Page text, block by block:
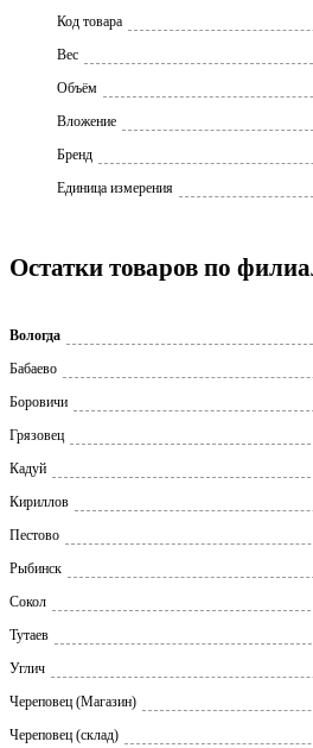
Код товара
Вес
Объём
Вложение
Бренд
Единица измерения
Остатки товаров по
Вологда
Бабаево
Боровичи
Грязовец
Кадуй
Кириллов
Пестово
Рыбинск
Сокол
Тутаев
Углич
Череповец (Магазин)
Череповец (склад)